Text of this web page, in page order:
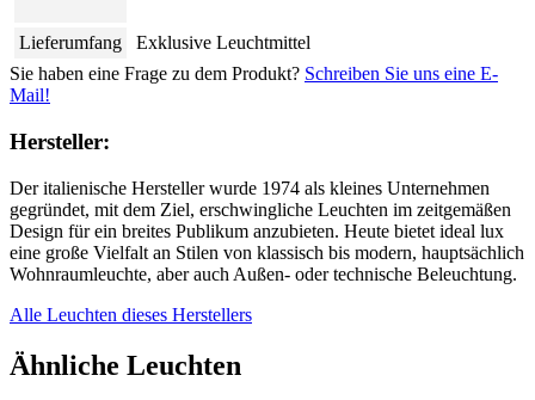
Lieferumfang
Exklusive Leuchtmittel
Sie haben eine Frage zu dem Produkt? Schreiben Sie uns eine E-
Mail!
Hersteller:
Der italienische Hersteller wurde 1974 als kleines Unternehmen
gegründet, mit dem Ziel, erschwingliche Leuchten im zeitgemäßen
Design für ein breites Publikum anzubieten. Heute bietet ideal lux
eine große Vielfalt an Stilen von klassisch bis modern, hauptsächlich
Wohnraumleuchte, aber auch Außen- oder technische Beleuchtung.
Alle Leuchten dieses Herstellers
Ähnliche Leuchten